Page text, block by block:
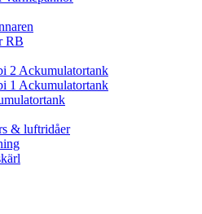
RB
2 Ackumulatortank
1 Ackumulatortank
& luftridåer